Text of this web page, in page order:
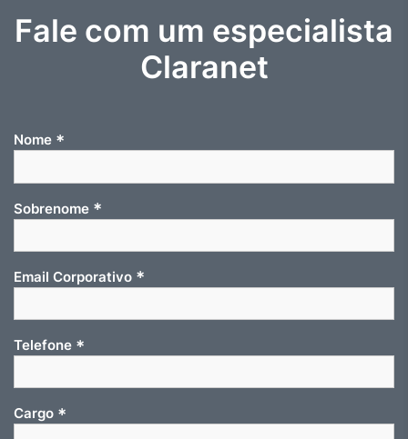
Fale com um especialista
Claranet
Nome *
Sobrenome *
Email Corporativo *
Telefone *
Cargo *